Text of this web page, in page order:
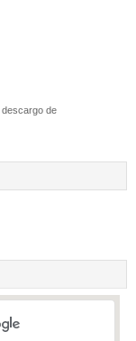
descargo de